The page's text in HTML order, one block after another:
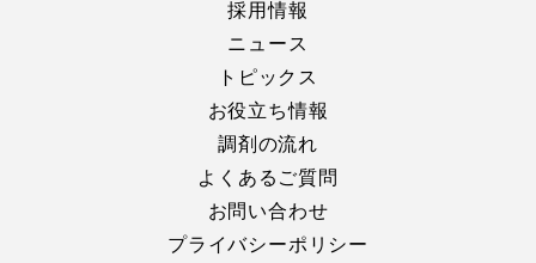
採用情報
ニュース
トピックス
お役立ち情報
調剤の流れ
よくあるご質問
お問い合わせ
プライバシーポリシー